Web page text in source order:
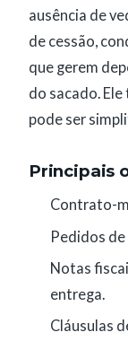
ausência de
de cessão,
que gerem
do sacado.
pode ser
Principais
Contrato-
Pedidos
Notas
entrega.
Cláusulas